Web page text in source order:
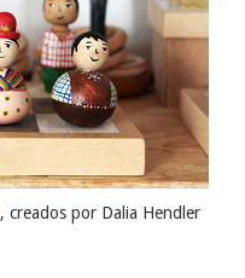
, creados por Dalia Hendler